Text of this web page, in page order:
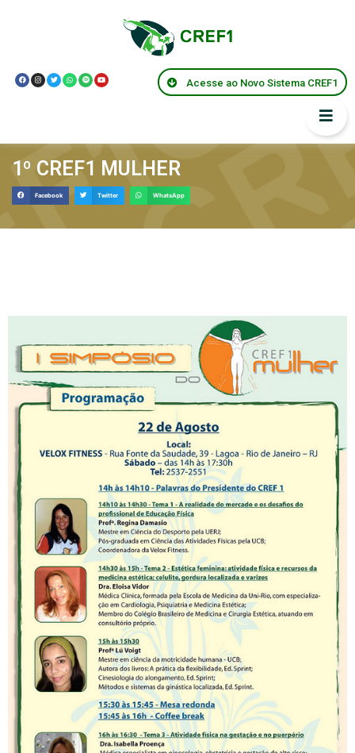
Acesse ao Novo Sistema CREF1
1º CREF1 MULHER
Facebook Twitter WhatsApp